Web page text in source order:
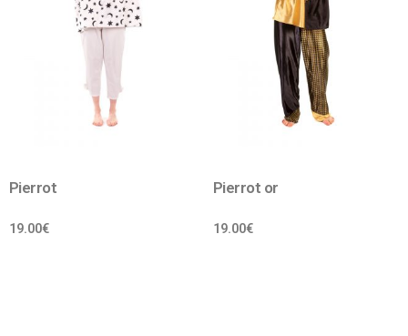
Pierrot
19.00€
Pierrot or
19.00€